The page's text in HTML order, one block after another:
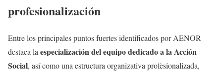
profesionalización
Entre los principales puntos fuertes identificados por AENOR
destaca la especialización del equipo dedicado a la Acción
Social, así como una estructura organizativa profesionalizada,